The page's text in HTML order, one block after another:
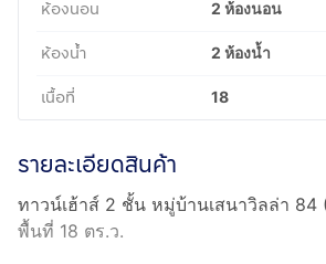
ห้องนอน 2 ห้องนอน
ห้องน้ำ 2 ห้องน้ำ
เนื้อที่ 18
รายละเอียดสินค้า
ทาวน์เฮ้าส์ 2 ชั้น หมู่บ้านเสนาวิลล่า 84
พื้นที่ 18 ตร.ว.